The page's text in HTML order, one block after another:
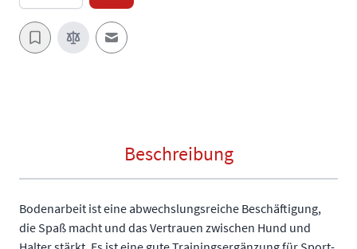
E-Mail an einen Freund
Beschreibung
Bodenarbeit ist eine abwechslungsreiche Beschäftigung,
die Spaß macht und das Vertrauen zwischen Hund und